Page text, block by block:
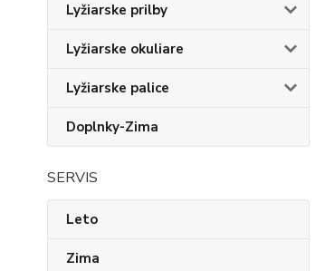
Lyžiarske prilby
Lyžiarske okuliare
Lyžiarske palice
Doplnky-Zima
SERVIS
Leto
Zima